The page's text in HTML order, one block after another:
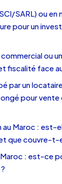
SARL) ou en
pour un
ou
fiscalité face
par un
pour vente
au Maroc : est-
que couvre-t-
: est-ce